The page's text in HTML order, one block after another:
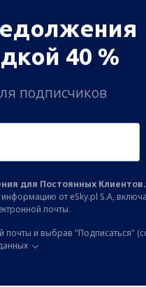
40 %
подписчиков
для Постоянных Клиентов.
от eSky.pl S.A,
почты.
почты и выбрав "Подписаться"